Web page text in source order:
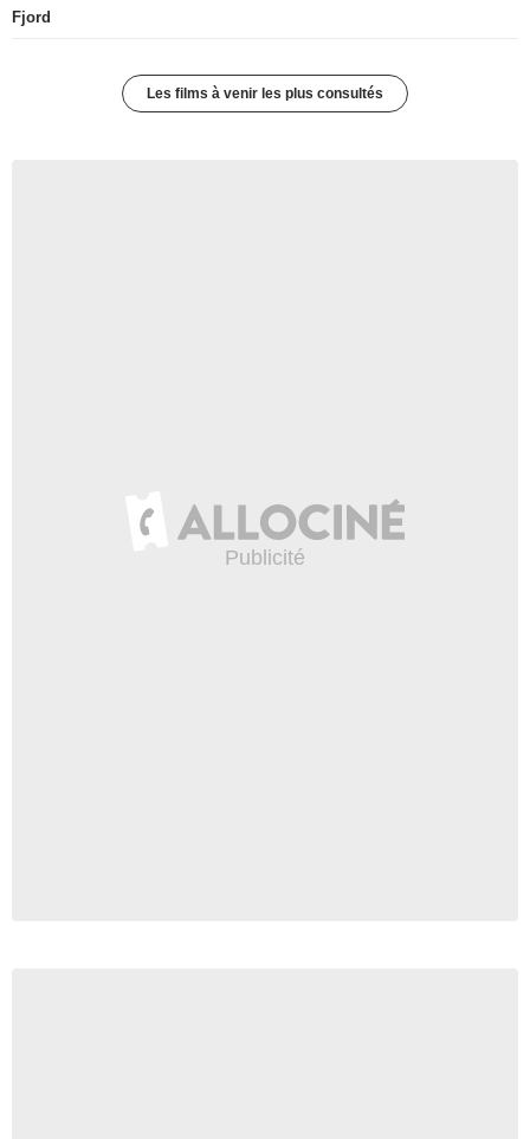
Fjord
Les films à venir les plus consultés